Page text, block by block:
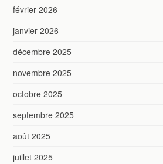
février 2026
janvier 2026
décembre 2025
novembre 2025
octobre 2025
septembre 2025
août 2025
juillet 2025